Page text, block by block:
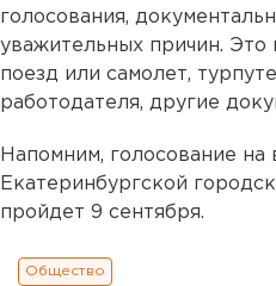
голосования,
уважительных причин. Это
поезд или самолет,
работодателя, другие
Напомним, голосование на
Екатеринбургской
пройдет 9 сентября.
Общество